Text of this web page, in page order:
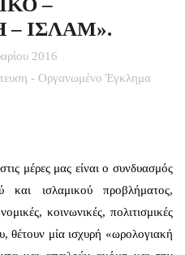
–
ΙΣΛΑΜ».
2016
- Οργανωμένο Έγκλημα
μέρες μας είναι ο συνδυασμός
και ισλαμικού προβλήματος,
κοινωνικές, πολιτισμικές
θέτουν μία ισχυρή «ωρολογιακή